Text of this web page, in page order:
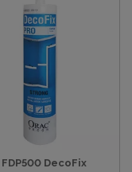
DecoFix